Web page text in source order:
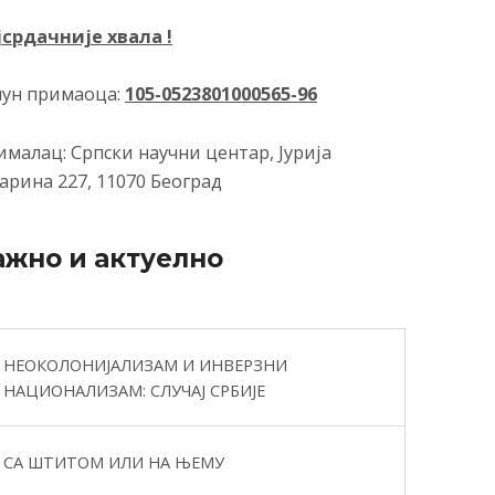
хвала !
примаоца: 105-0523801000565-96
Српски научни центар, Јурија
227, 11070 Београд
и актуелно
НЕОКОЛОНИЈАЛИЗАМ И ИНВЕРЗНИ
НАЦИОНАЛИЗАМ: СЛУЧАЈ СРБИЈЕ
СА ШТИТОМ ИЛИ НА ЊЕМУ